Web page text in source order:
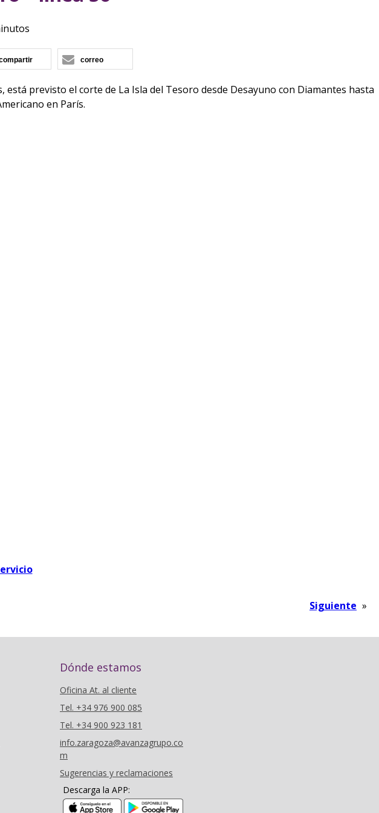
nueva ventana)
(se abre en nueva ventana)
correo
está previsto el corte de La Isla del Tesoro desde Desayuno con Diamantes hasta
en París.
Siguiente »
Dónde estamos
Oficina At. al cliente
Tel. +34 976 900 085
Tel. +34 900 923 181
info.zaragoza@avanzagrupo.co
m
Sugerencias y reclamaciones
Descarga la APP:
(se abre en nueva ventana)